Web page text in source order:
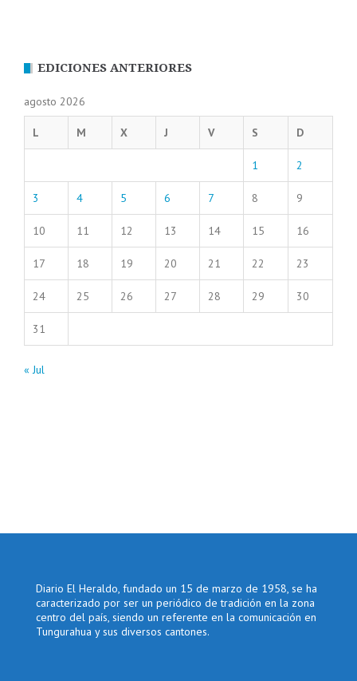
EDICIONES ANTERIORES
agosto 2026
L M X J V S D
1 2
3 4 5 6 7 8 9
10 11 12 13 14 15 16
17 18 19 20 21 22 23
24 25 26 27 28 29 30
31
« Jul
Diario El Heraldo, fundado un 15 de marzo de 1958, se ha
caracterizado por ser un periódico de tradición en la zona
centro del país, siendo un referente en la comunicación en
Tungurahua y sus diversos cantones.